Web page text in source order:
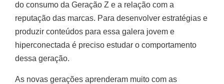
do consumo da Geração Z e a relação com a
reputação das marcas. Para desenvolver estratégias e
produzir conteúdos para essa galera jovem e
hiperconectada é preciso estudar o comportamento
dessa geração.
As novas gerações aprenderam muito com as